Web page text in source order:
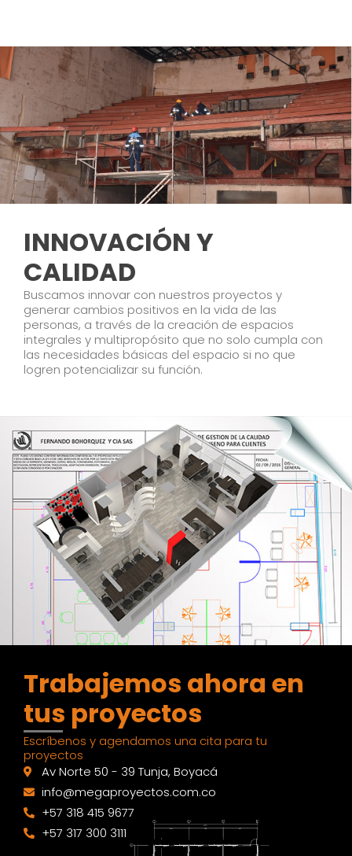
INNOVACIÓN Y
CALIDAD
Buscamos innovar con nuestros proyectos y
generar cambios positivos en la vida de las
personas, a través de la creación de espacios
integrales y multipropósito que no solo cumpla con
las necesidades básicas del espacio si no que
logren potencializar su función.
Trabajemos ahora en
tus proyectos
Escríbenos y agendamos una cita para tu
proyectos
Av Norte 50 - 39 Tunja, Boyacá
info@megaproyectos.com.co
+57 318 415 9677
+57 317 300 3111